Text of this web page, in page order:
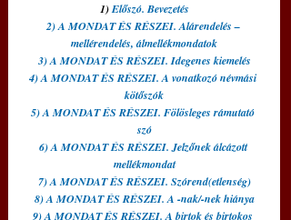
1) Előszó. Bevezetés
2) A MONDAT ÉS RÉSZEI. Alárendelés –
mellérendelés, álmellékmondatok
3) A MONDAT ÉS RÉSZEI. Idegenes kiemelés
4) A MONDAT ÉS RÉSZEI. A vonatkozó névmási
kötőszók
5) A MONDAT ÉS RÉSZEI. Fölösleges rámutató
szó
6) A MONDAT ÉS RÉSZEI. Jelzőnek álcázott
mellékmondat
7) A MONDAT ÉS RÉSZEI. Szórend(etlenség)
8) A MONDAT ÉS RÉSZEI. A -nak/-nek hiánya
9) A MONDAT ÉS RÉSZEI. A birtok és birtokos